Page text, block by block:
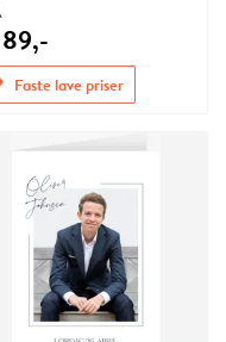
Faste lave priser